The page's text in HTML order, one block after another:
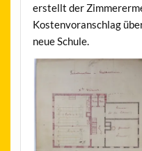
erstellt der
Kostenvoranschlag
neue Schule.